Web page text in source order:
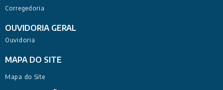
Corregedoria
OUVIDORIA GERAL
Ouvidoria
MAPA DO SITE
Mapa do Site